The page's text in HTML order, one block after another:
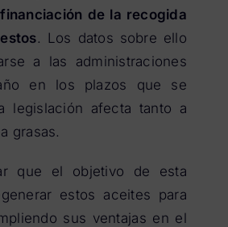
de la recogida
. Los datos sobre ello
a las administraciones
en los plazos que se
legislación afecta tanto a
grasas.
que el objetivo de esta
estos aceites para
sus ventajas en el